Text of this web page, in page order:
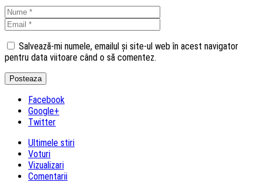
Salvează-mi numele, emailul și site-ul web în acest navigator
pentru data viitoare când o să comentez.
Facebook
Google+
Twitter
Ultimele stiri
Voturi
Vizualizari
Comentarii